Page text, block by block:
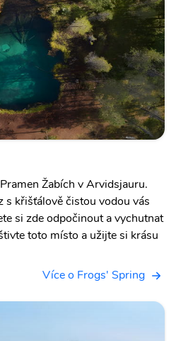
Žabích v Arvidsjauru.
s křišťálově čistou vodou vás
si zde odpočinout a vychutnat
toto místo a užijte si krásu
Více o Frogs' Spring